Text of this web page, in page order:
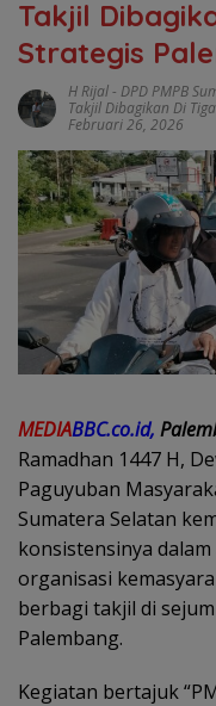
Takjil
Strategis
H Rijal- DPD PMPB
Takjil Dibagikan Di
Februari 26, 2026
MEDIABBC.co.id,
Ramadhan 1447 H,
Paguyuban
Sumatera Selatan
konsistensinya dalam
organisasi
berbagi takjil di
Palembang.
Kegiatan bertajuk